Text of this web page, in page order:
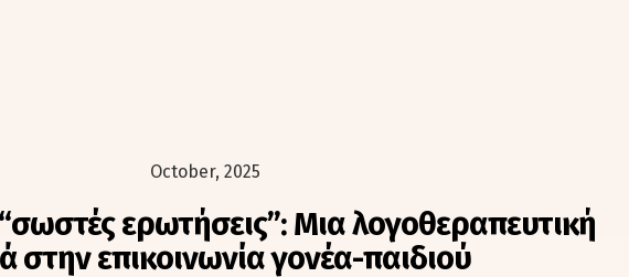
October, 2025
ερωτήσεις”: Μια λογοθεραπευτική
στην επικοινωνία γονέα-παιδιού